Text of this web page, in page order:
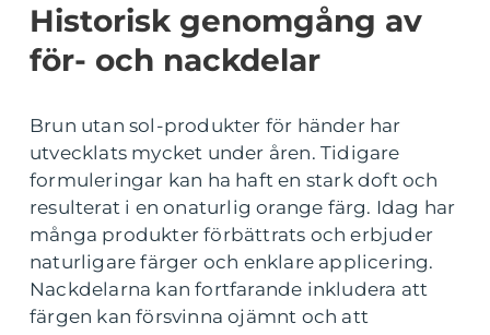
Historisk genomgång av
för- och nackdelar
Brun utan sol-produkter för händer har
utvecklats mycket under åren. Tidigare
formuleringar kan ha haft en stark doft och
resulterat i en onaturlig orange färg. Idag har
många produkter förbättrats och erbjuder
naturligare färger och enklare applicering.
Nackdelarna kan fortfarande inkludera att
färgen kan försvinna ojämnt och att